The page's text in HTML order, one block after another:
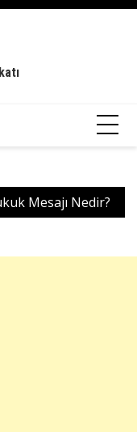
Mesajı Nedir?